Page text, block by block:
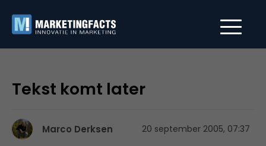
Tekst komt later
Marco Derksen 20 september 2005, 07:37